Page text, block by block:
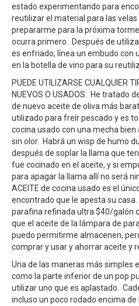
estado experimentando para
reutilizar el material para las velas
prepararme para la próxima
ocurra primero. Después de
es enfriado, línea un embudo con
en la botella de vino para su
PUEDE UTILIZARSE CUALQUIER
NUEVOS O USADOS. He tratado
de nuevo aceite de oliva más
utilizado para freír pescado y es
cocina usado con una mecha
sin olor. Habrá un wisp de humo
después de soplar la llama que
fue cocinado en el aceite, y si
para apagar la llama allí no será
ACEITE de cocina usado es el
encontrado que le apesta su
parafina refinada ultra $40/galón
que el aceite de la lámpara de
puedo permitirme almacenen,
comprar y usar y ahorrar aceite y
Una de las maneras más simples
como la parte inferior de un pop
utilizar uno que es aplastado.
incluso un poco rodado encima